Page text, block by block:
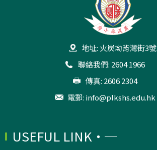
地址: 火炭坳背灣街3號
聯絡我們: 2604 1966
傳真: 2606 2304
電郵: info@plkshs.edu.hk
USEFUL LINK